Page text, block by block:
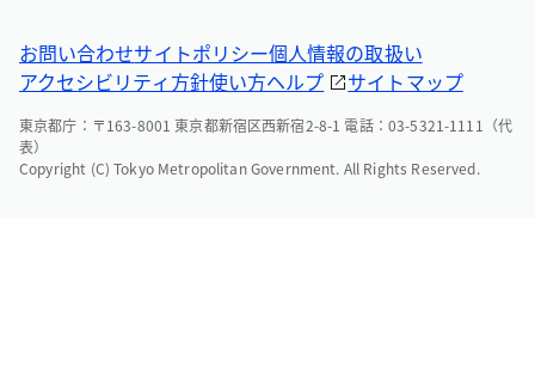
お問い合わせサイトポリシー個人情報の取扱い
アクセシビリティ方針使い方ヘルプ サイトマップ
東京都庁：〒163-8001 東京都新宿区西新宿2-8-1 電話：03-5321-1111（代
表）
Copyright (C) Tokyo Metropolitan Government. All Rights Reserved.